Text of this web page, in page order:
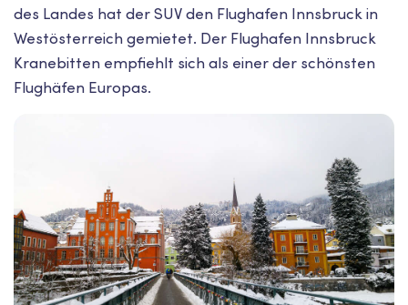
des Landes hat der SUV den Flughafen Innsbruck in
Westösterreich gemietet. Der Flughafen Innsbruck
Kranebitten empfiehlt sich als einer der schönsten
Flughäfen Europas.